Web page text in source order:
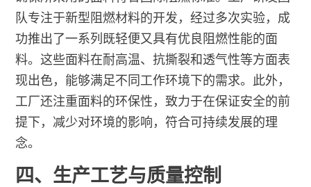
队专注于新型阻燃材料的开发，经过多次实验，成
功推出了一系列既轻便又具有优良阻燃性能的面
料。这些面料在耐高温、抗撕裂和透气性等方面表
现出色，能够满足不同工作环境下的需求。此外，
工厂还注重面料的环保性，致力于在保证安全的前
提下，减少对环境的影响，符合可持续发展的理
念。
四、生产工艺与质量控制